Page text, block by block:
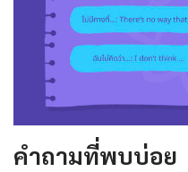
คำถามที่พบบ่อย